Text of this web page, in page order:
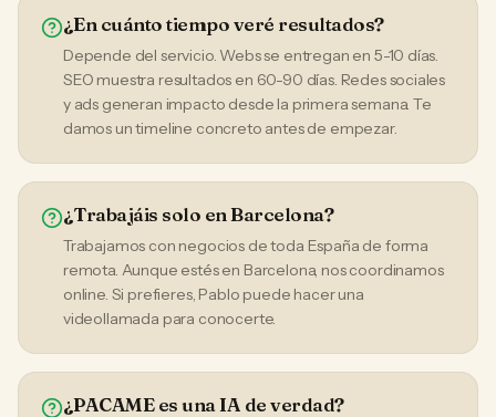
¿En cuánto tiempo veré resultados?
Depende del servicio. Webs se entregan en 5-10 días.
SEO muestra resultados en 60-90 días. Redes sociales
y ads generan impacto desde la primera semana. Te
damos un timeline concreto antes de empezar.
¿Trabajáis solo en Barcelona?
Trabajamos con negocios de toda España de forma
remota. Aunque estés en Barcelona, nos coordinamos
online. Si prefieres, Pablo puede hacer una
videollamada para conocerte.
¿PACAME es una IA de verdad?